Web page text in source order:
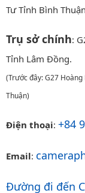
Tư Tỉnh Bình
Trụ sở chính:
Tỉnh Lâm Đồng.
(Trước đây: G27 Hoàng
Thuận)
Điện thoại: +84
Email:
Đường đi đến